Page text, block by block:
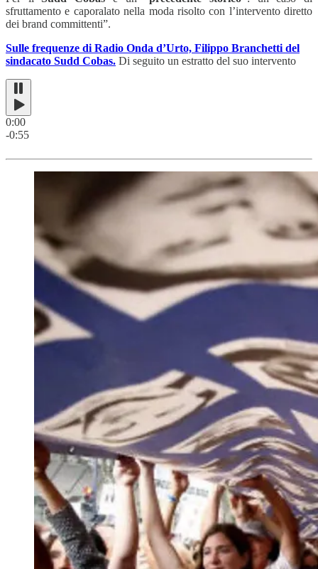
sfruttamento e caporalato nella moda risolto con l’intervento diretto
dei brand committenti”.
Sulle frequenze di Radio Onda d’Urto, Filippo Branchetti del
sindacato Sudd Cobas. Di seguito un estratto del suo intervento
0:00
-0:55